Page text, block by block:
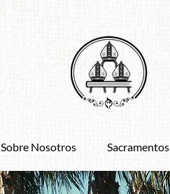
Sobre Nosotros Sacramentos